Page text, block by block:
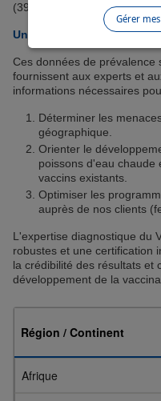
(39,9%) et
Edwardsiella
Un outil essentiel pour le
Ces données de prévalence
fournissent aux experts et
informations nécessaires
Déterminer les
géographique.
Orienter le
poissons d'eau chaude
vaccins existants.
Optimiser les
auprès de nos clients
L'expertise diagnostique du
robustes et une certification
la crédibilité des résultats et
développement de la
Région / Continent
Afrique
site sont déposés
permettent et
cliquant sur
soumis à votre
Pour plus
Politique cookies
Gérer